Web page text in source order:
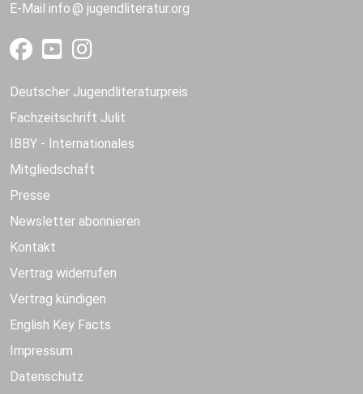
E-Mail info jugendliteratur.org
Deutscher Jugendliteraturpreis
Fachzeitschrift Julit
IBBY - Internationales
Mitgliedschaft
Presse
Newsletter abonnieren
Kontakt
Vertrag widerrufen
Vertrag kündigen
English Key Facts
Impressum
Datenschutz